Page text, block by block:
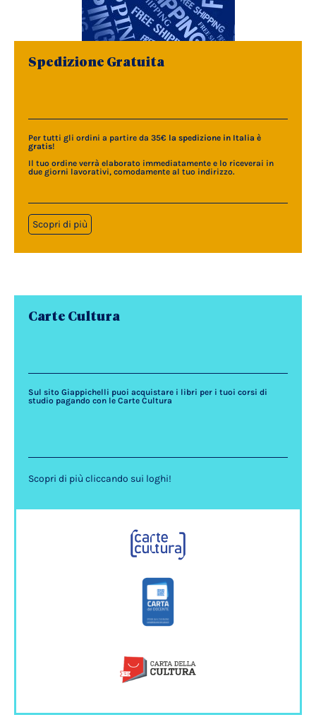
Spedizione Gratuita
Per tutti gli ordini a partire da 35€ la spedizione in Italia è
gratis!
Il tuo ordine verrà elaborato immediatamente e lo riceverai in
due giorni lavorativi, comodamente al tuo indirizzo.
Scopri di più
Carte Cultura
Sul sito Giappichelli puoi acquistare i libri per i tuoi corsi di
studio pagando con le Carte Cultura
Scopri di più cliccando sui loghi!